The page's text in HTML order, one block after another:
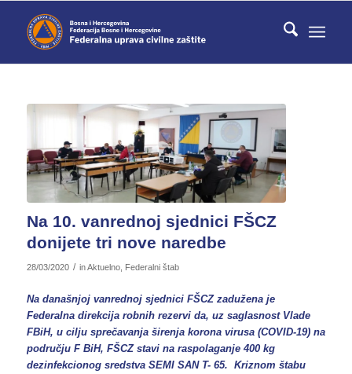
Na 10. vanrednoj sjednici FŠCZ
donijete tri nove naredbe
28/03/2020 / inAktuelno, Federalni štab
Na današnjoj vanrednoj sjednici FŠCZ zadužena je
Federalna direkcija robnih rezervi da, uz saglasnost Vlade
FBiH, u cilju sprečavanja širenja korona virusa (COVID-19) na
području F BiH, FŠCZ stavi na raspolaganje 400 kg
dezinfekcionog sredstva SEMI SAN T- 65. Kriznom štabu